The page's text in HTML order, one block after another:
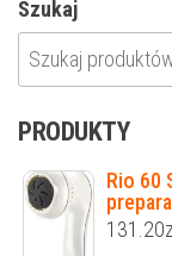
Szukaj
PRODUKTY
Rio 60
131.20